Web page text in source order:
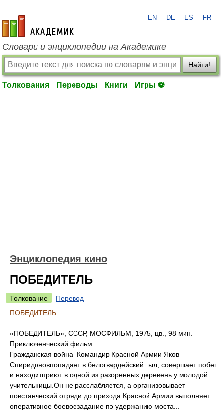
academic.ru
EN DE ES FR
Словари и энциклопедии на Академике
Найти!
Толкования Переводы Книги Игры ⚽
Энциклопедия кино
ПОБЕДИТЕЛЬ
Толкование
Перевод
ПОБЕДИТЕЛЬ
«ПОБЕДИТЕЛЬ», СССР, МОСФИЛЬМ, 1975, цв., 98 мин.
Приключенческий фильм.
Гражданская война. Командир Красной Армии Яков
Спиридоновпопадает в белогвардейский тыл, совершает побег
и находитприют в одной из разоренных деревень у молодой
учительницы.Он не расслабляется, а организовывает
повстанческий отряди до прихода Красной Армии выполняет
оперативное боевоезадание по удержанию моста...